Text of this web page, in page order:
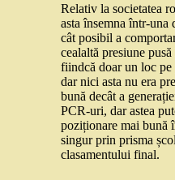
Relativ la societatea
asta însemna într-una
cât posibil a
cealaltă presiune
fiindcă doar un loc pe
dar nici asta nu era
bună decât a
PCR-uri, dar astea
poziționare mai bună
singur prin prisma
clasamentului final.